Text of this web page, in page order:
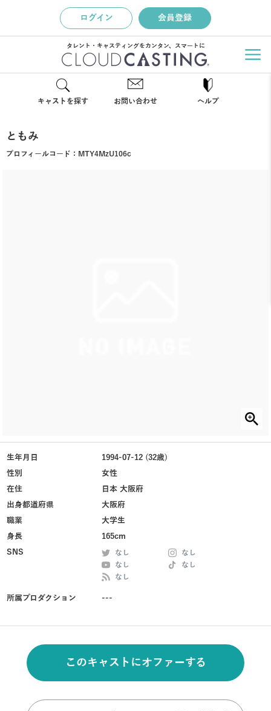
ログイン 会員登録
タレント・キャスティングをカンタン、スマートに
キャストを探す お問い合わせ ヘルプ
ともみ
プロフィールコード： MTY4MzU106c
生年月日
1994-07-12 (32歳)
性別
女性
在住
日本 大阪府
出身都道府県
大阪府
職業
大学生
身長
165cm
SNS
なし
なし
なし
なし
なし
所属プロダクション ---
このキャストにオファーする